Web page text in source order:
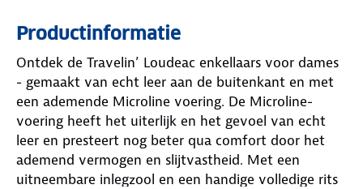
Productinformatie
Ontdek de Travelin’ Loudeac enkellaars voor dames
- gemaakt van echt leer aan de buitenkant en met
een ademende Microline voering. De Microline-
voering heeft het uiterlijk en het gevoel van echt
leer en presteert nog beter qua comfort door het
ademend vermogen en slijtvastheid. Met een
uitneembare inlegzool en een handige volledige rits